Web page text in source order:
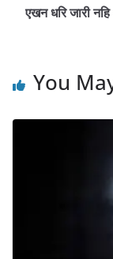
एखन धरि जारी
You